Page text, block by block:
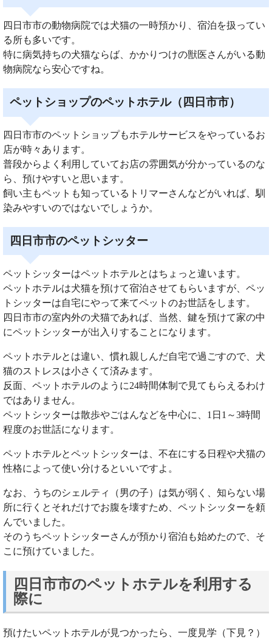
四日市市の動物病院では犬猫の一時預かり、宿泊を扱ってい
る所も多いです。
特に病気持ちの犬猫ならば、かかりつけの獣医さんがいる動
物病院なら安心ですね。
ペットショップのペットホテル（四日市市）
四日市市のペットショップもホテルサービスをやっているお
店が時々あります。
普段からよく利用していてお店の雰囲気が分かっているのな
ら、預けやすいと思います。
飼い主もペットも知っているトリマーさんなどがいれば、馴
染みやすいのではないでしょうか。
四日市市のペットシッター
ペットシッターはペットホテルとはちょっと違います。
ペットホテルは犬猫を預けて宿泊させてもらいますが、ペッ
トシッターは自宅にやって来てペットのお世話をします。
四日市市の室内外の犬猫であれば、当然、鍵を預けて家の中
にペットシッターが出入りすることになります。
ペットホテルとは違い、慣れ親しんだ自宅で過ごすので、犬
猫のストレスは小さくて済みます。
反面、ペットホテルのように24時間体制で見てもらえるわけ
ではありません。
ペットシッターは散歩やごはんなどを中心に、1日1～3時間
程度のお世話になります。
ペットホテルとペットシッターは、不在にする日程や犬猫の
性格によって使い分けるといいですよ。
なお、うちのシェルティ（男の子）は気が弱く、知らない場
所に行くとそれだけでお腹を壊すため、ペットシッターを頼
んでいました。
そのうちペットシッターさんが預かり宿泊も始めたので、そ
こに預けていました。
四日市市のペットホテルを利用する
際に
預けたいペットホテルが見つかったら、一度見学（下見？）